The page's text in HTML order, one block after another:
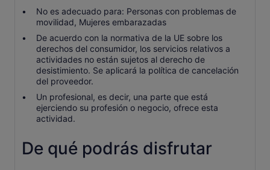
No es adecuado para: Personas con problemas de
movilidad, Mujeres embarazadas
De acuerdo con la normativa de la UE sobre los
derechos del consumidor, los servicios relativos a
actividades no están sujetos al derecho de
desistimiento. Se aplicará la política de cancelación
del proveedor.
Un profesional, es decir, una parte que está
ejerciendo su profesión o negocio, ofrece esta
actividad.
De qué podrás disfrutar